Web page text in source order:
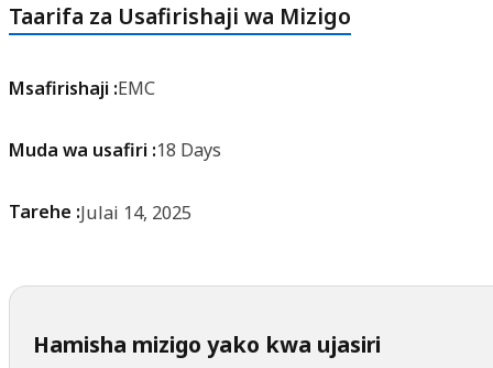
Taarifa za Usafirishaji wa Mizigo
Msafirishaji :EMC
Muda wa usafiri :18 Days
Tarehe :Julai 14, 2025
Hamisha mizigo yako kwa ujasiri